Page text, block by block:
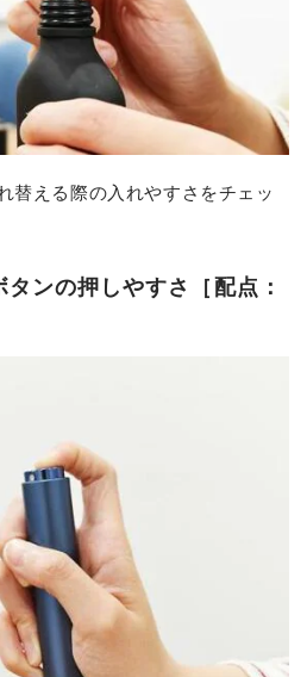
替える際の入れやすさをチェッ
ンの押しやすさ［配点：